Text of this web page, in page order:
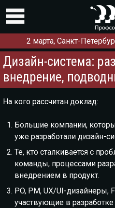
Программа
Регистрация
Доклады и мастер-
Партнёры
Докладчикам
О конференции
Контакты
Предыдущие конференции:
2018 2017 2016 2015 2014
2 марта, Санкт-
Дизайн-система:
внедрение,
На кого рассчитан доклад:
Большие компании,
уже разработали дизайн-
Те, кто сталкивается с
команды, процессами
внедрением в продукт.
PO, PM, UX/UI-дизайнеры,
участвующие в